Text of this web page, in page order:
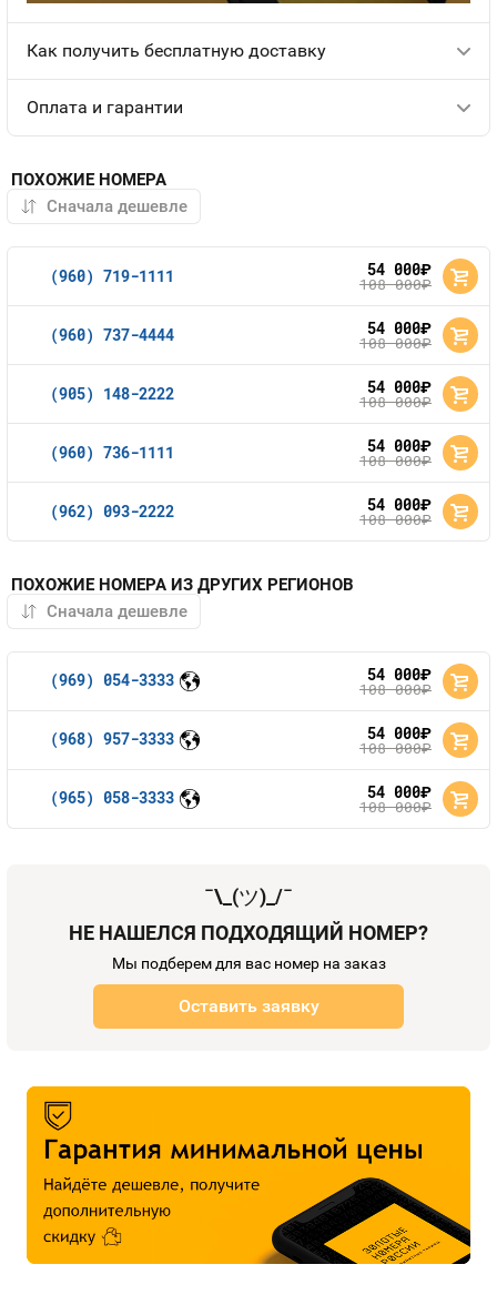
Как получить бесплатную доставку
Оплата и гарантии
ПОХОЖИЕ НОМЕРА
(960) 719-1111 54 000руб.
108 000руб.
(960) 737-4444 54 000руб.
108 000руб.
(905) 148-2222 54 000руб.
108 000руб.
(960) 736-1111 54 000руб.
108 000руб.
(962) 093-2222 54 000руб.
108 000руб.
ПОХОЖИЕ НОМЕРА ИЗ ДРУГИХ РЕГИОНОВ
(969) 054-3333 54 000руб.
108 000руб.
(968) 957-3333 54 000руб.
108 000руб.
(965) 058-3333 54 000руб.
108 000руб.
¯\_(ツ)_/¯
НЕ НАШЕЛСЯ ПОДХОДЯЩИЙ НОМЕР?
Мы подберем для вас номер на заказ
Оставить заявку